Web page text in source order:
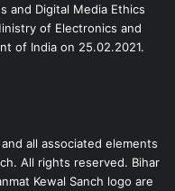
and Digital Media Ethics
of Electronics and
of India on 25.02.2021.
all associated elements
All rights reserved. Bihar
Kewal Sanch logo are